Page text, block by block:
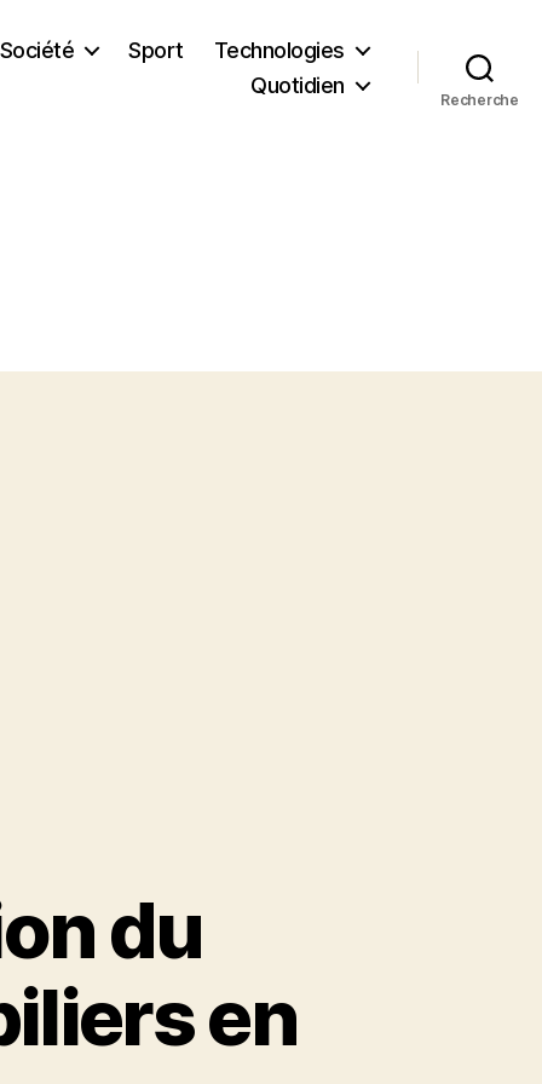
Société Sport
Technologies
Quotidien
Recherche
du
en